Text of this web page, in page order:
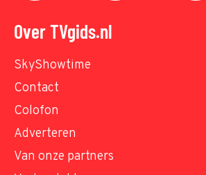
Over TVgids.nl
SkyShowtime
Contact
Colofon
Adverteren
Van onze partners